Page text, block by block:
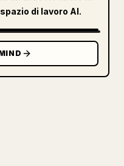
di lavoro AI.